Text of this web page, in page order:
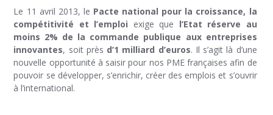
Le 11 avril 2013, le Pacte national pour la croissance, la
compétitivité et l’emploi exige que l’Etat réserve au
moins 2% de la commande publique aux entreprises
innovantes, soit près d’1 milliard d’euros. Il s’agit là d’une
nouvelle opportunité à saisir pour nos PME françaises afin de
pouvoir se développer, s’enrichir, créer des emplois et s’ouvrir
à l’international.